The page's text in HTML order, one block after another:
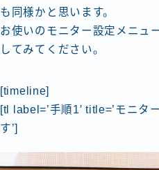
も同様かと思います。
お使いのモニター設定メニュ
してみてください。
[timeline]
[tl label=’手順1′ title=’モニタ
す’]